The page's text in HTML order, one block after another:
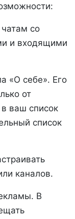
со
и входящими
«О себе». Его
от
ваш список
список
каналов.
В